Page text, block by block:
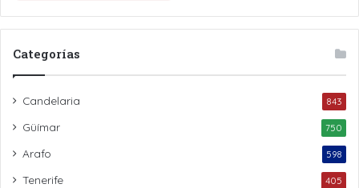
Categorías
Candelaria 843
Güímar 750
Arafo 598
Tenerife 405